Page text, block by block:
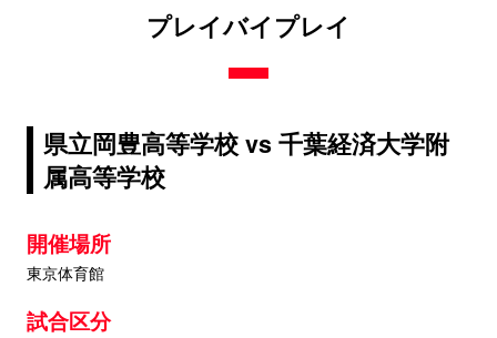
プレイバイプレイ
県立岡豊高等学校 vs 千葉経済大学附
属高等学校
開催場所
東京体育館
試合区分